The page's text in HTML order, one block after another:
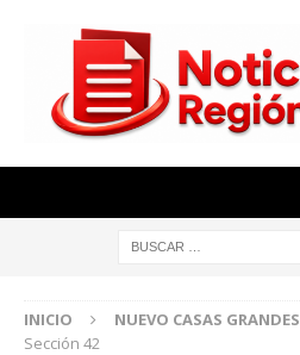
INICIO NUEVO CASAS GRANDES
Sección 42